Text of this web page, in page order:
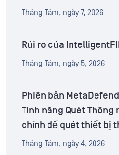
Tháng Tám, ngày 7, 2026
Rủi ro của
Tháng Tám, ngày 5, 2026
Phiên bản
Tính năng Quét Thông
chỉnh để quét thiết bị
Tháng Tám, ngày 4, 2026